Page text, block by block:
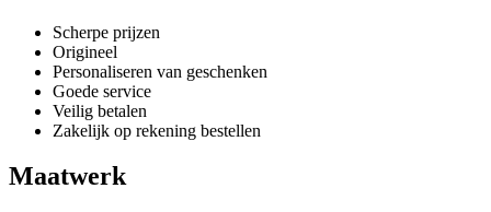
Scherpe prijzen
Origineel
Personaliseren van geschenken
Goede service
Veilig betalen
Zakelijk op rekening bestellen
Maatwerk